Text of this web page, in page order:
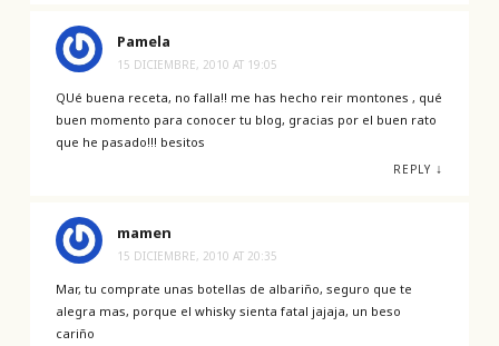
Pamela
15 DICIEMBRE, 2010 AT 19:05
QUé buena receta, no falla!! me has hecho reir montones , qué
buen momento para conocer tu blog, gracias por el buen rato
que he pasado!!! besitos
REPLY ↓
mamen
15 DICIEMBRE, 2010 AT 20:35
Mar, tu comprate unas botellas de albariño, seguro que te
alegra mas, porque el whisky sienta fatal jajaja, un beso
cariño